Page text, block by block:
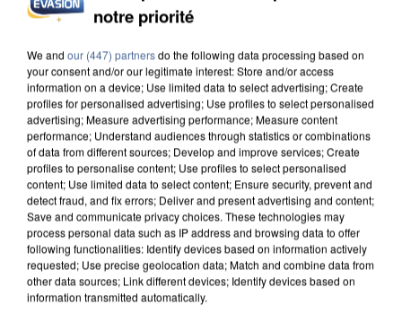
L’UN DES FONDATEURS SUPPOSÉS DE LA DZ
notre priorité
We and our (447) partnersdo the following data processing based on
your consent and/or our legitimate interest: Store and/or access
information on a device; Use limited data to select advertising; Create
profiles for personalised advertising; Use profiles to select personalised
advertising; Measure advertising performance; Measure content
performance; Understand audiences through statistics or combinations
of data from different sources; Develop and improve services; Create
profiles to personalise content; Use profiles to select personalised
content; Use limited data to select content; Ensure security, prevent and
detect fraud, and fix errors; Deliver and present advertising and content;
Save and communicate privacy choices. These technologies may
process personal data such as IP address and browsing data to offer
following functionalities: Identify devices based on information actively
requested; Use precise geolocation data; Match and combine data from
other data sources; Link different devices; Identify devices based on
information transmitted automatically.